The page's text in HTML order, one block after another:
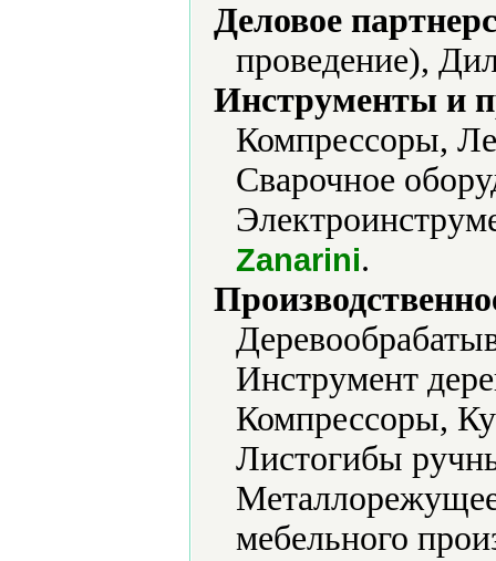
Деловое
проведение),
Инструменты и
Компрессоры,
Сварочное
Zanarini.
Инструмент
Компрессоры,
Листогибы
мебельного